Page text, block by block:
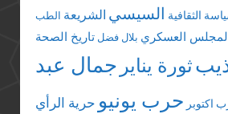
الثقافية السيسي الشريعة الطب
العسكري بلال فضل تاريخ الصحة
ثورة يناير جمال عبد
اكتوبر حرب يونيو حرية الرأي